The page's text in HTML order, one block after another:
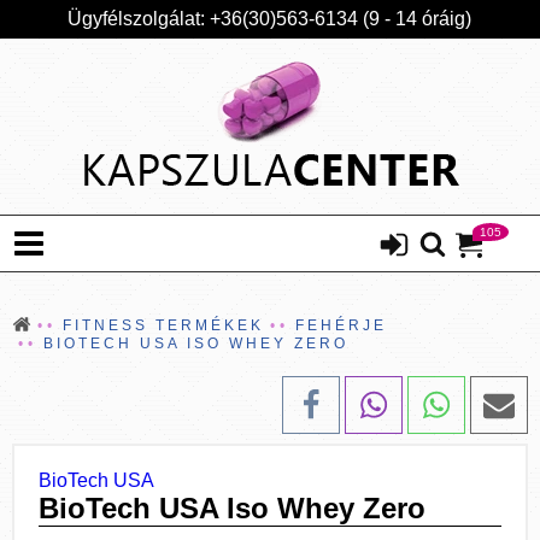
Ügyfélszolgálat: +36(30)563-6134 (9 - 14 óráig)
105
FITNESS TERMÉKEK
FEHÉRJE
BIOTECH USA ISO WHEY ZERO
BioTech USA
BioTech USA Iso Whey Zero